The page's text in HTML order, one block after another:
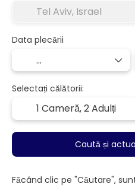
Data plecării
Selectați călătorii:
1 Cameră,2 Adulți
Caută și
Făcând clic pe "Căutare",